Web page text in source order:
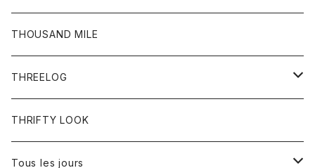
ワンピース
コート
ジーンズ
ショートパンツ
トップス
Tシャツ
THOUSAND MILE
THREELOG
トップス
Tシャツ
THRIFTY LOOK
Tous les jours